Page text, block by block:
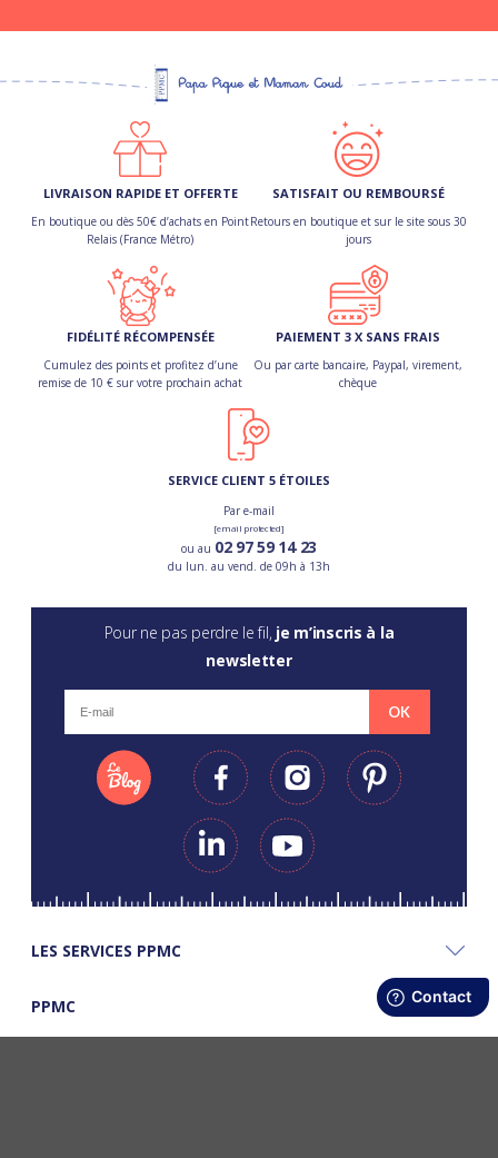
LIVRAISON RAPIDE ET OFFERTE
En boutique ou dès 50€ d’achats en Point
Relais (France Métro)
SATISFAIT OU REMBOURSÉ
Retours en boutique et sur le site sous 30
jours
FIDÉLITÉ RÉCOMPENSÉE
Cumulez des points et profitez d’une
remise de 10 € sur votre prochain achat
PAIEMENT 3 X SANS FRAIS
Ou par carte bancaire, Paypal, virement,
chèque
SERVICE CLIENT 5 ÉTOILES
Par e-mail
[email protected]
ou au 02 97 59 14 23
du lun. au vend. de 09h à 13h
Pour ne pas perdre le fil, je m’inscris à la
newsletter
OK
LES SERVICES PPMC
PPMC